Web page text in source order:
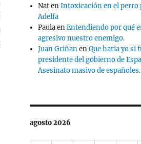
NatenIntoxicación en el perro
Adelfa
PaulaenEntendiendo por qué
agresivo nuestro enemigo.
Juan GriñanenQue haria yo si
presidente del gobierno de
Asesinato masivo de españoles.
agosto 2026